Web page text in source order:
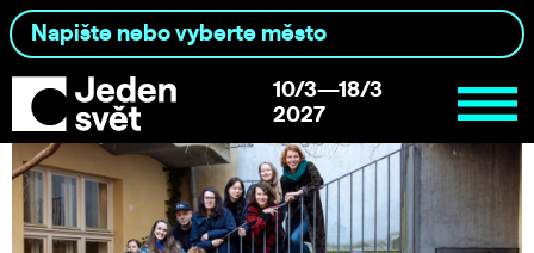
10/3—18/3
2027